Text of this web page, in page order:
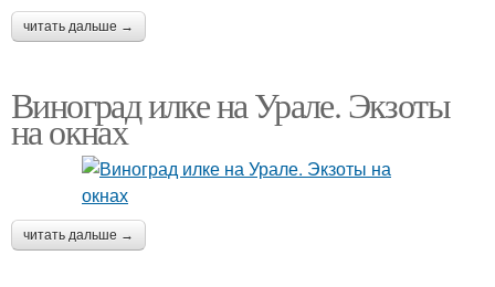
читать дальше →
Виноград илке на Урале. Экзоты
на окнах
читать дальше →